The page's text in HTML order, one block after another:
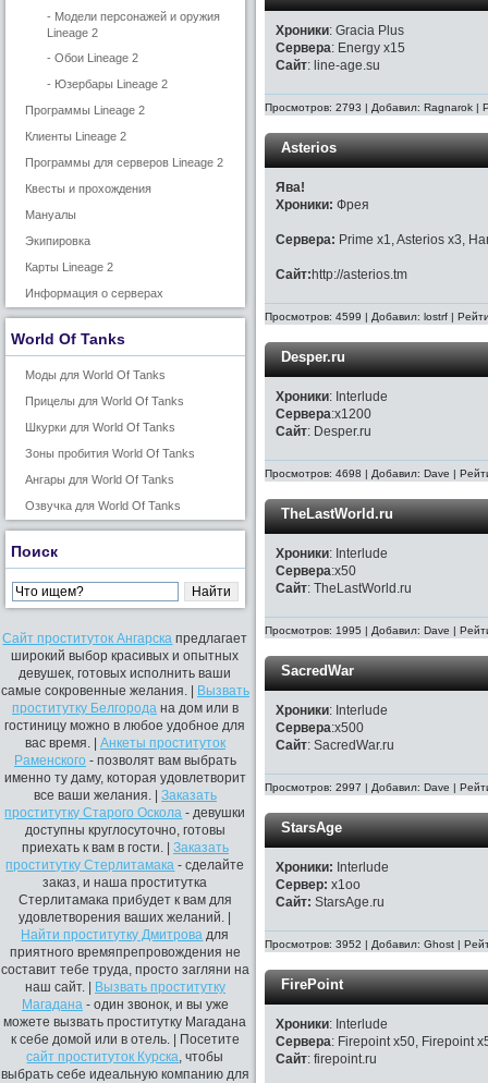
- Модели персонажей и оружия
Lineage 2
- Обои Lineage 2
- Юзербары Lineage 2
Программы Lineage 2
Клиенты Lineage 2
Программы для серверов Lineage 2
Квесты и прохождения
Мануалы
Экипировка
Карты Lineage 2
Информация о серверах
World Of Tanks
Моды для World Of Tanks
Прицелы для World Of Tanks
Шкурки для World Of Tanks
Зоны пробития World Of Tanks
Ангары для World Of Tanks
Озвучка для World Of Tanks
Поиск
Сайт проституток Ангарска предлагает
широкий выбор красивых и опытных
девушек, готовых исполнить ваши
самые сокровенные желания. |
Вызвать
проститутку Белгорода на дом или в
гостиницу можно в любое удобное для
вас время. | Анкеты проституток
Раменского - позволят вам выбрать
именно ту даму, которая удовлетворит
все ваши желания. | Заказать
проститутку Старого Оскола - девушки
доступны круглосуточно, готовы
приехать к вам в гости. | Заказать
проститутку Стерлитамака - сделайте
заказ, и наша проститутка
Стерлитамака прибудет к вам для
удовлетворения ваших желаний. |
Найти проститутку Дмитрова для
приятного времяпрепровождения не
составит тебе труда, просто загляни на
наш сайт. |
Вызвать проститутку
Магадана - один звонок, и вы уже
можете вызвать проститутку Магадана
к себе домой или в отель. | Посетите
сайт проституток Курска, чтобы
выбрать себе идеальную компанию для
Хроники: Gracia Plus
Сервера: Energy x15
Сайт: line-age.su
Просмотров: 2793 | Добавил: Ragnarok |
Asterios
Ява!
Хроники: Фрея
Сервера: Prime x1, Asterios x3,
Сайт: http://asterios.tm
Просмотров: 4599 | Добавил: lostrf |
Desper.ru
Хроники: Interlude
Сервера:x1200
Сайт: Desper.ru
Просмотров: 4698 | Добавил: Dave |
TheLastWorld.ru
Хроники: Interlude
Сервера:x50
Сайт: TheLastWorld.ru
Просмотров: 1995 | Добавил: Dave |
SacredWar
Хроники: Interlude
Сервера:x500
Сайт: SacredWar.ru
Просмотров: 2997 | Добавил: Dave |
StarsAge
Хроники: Interlude
Сервер: х1oo
Сайт: StarsAge.ru
Просмотров: 3952 | Добавил: Ghost |
FirePoint
Хроники: Interlude
Сервера: Firepoint x50, Firepoint
Сайт: firepoint.ru